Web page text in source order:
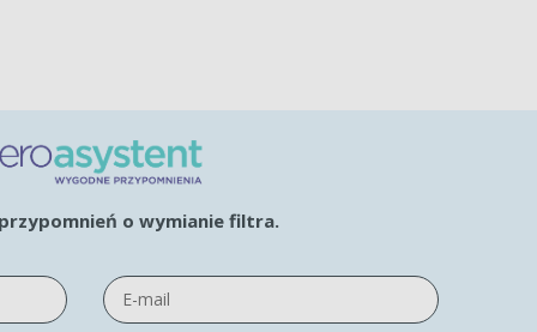
o wymianie filtra.